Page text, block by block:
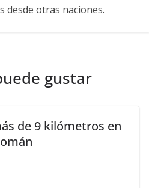
desde otras naciones.
gustar
de 9 kilómetros en